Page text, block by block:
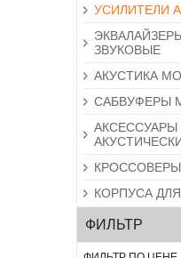
УСИЛИТЕЛИ
ЗВУКОВЫЕ
АКУСТИКА
САБВУФЕРЫ
АКСЕССУАРЫ
КРОССОВЕРЫ
КОРПУСА
ФИЛЬТР